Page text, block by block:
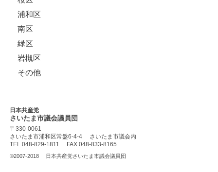
浦和区
南区
緑区
岩槻区
その他
日本共産党
さいたま市議会議員団
〒330-0061
さいたま市浦和区常盤6-4-4
さいたま市議会内
TEL 048-829-1811
FAX 048-833-8165
©2007-2018 日本共産党さいたま市議会議員団